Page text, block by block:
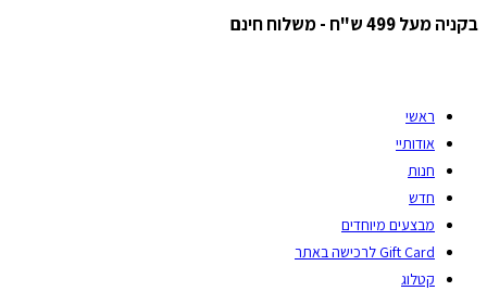
בקניה מעל 499 ש"ח - משלוח חינם
ראשי
אודותיי
חנות
חדש
מבצעים מיוחדים
Gift Card לרכישה באתר
קטלוג